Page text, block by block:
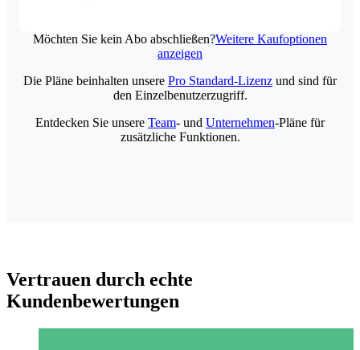
Möchten Sie kein Abo abschließen?Weitere Kaufoptionen
anzeigen
Die Pläne beinhalten unsere Pro Standard-Lizenz und sind für
den Einzelbenutzerzugriff.
Entdecken Sie unsere Team- und Unternehmen-Pläne für
zusätzliche Funktionen.
Vertrauen durch echte
Kundenbewertungen